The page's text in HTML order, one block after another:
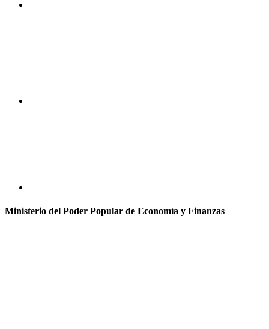
Ministerio del Poder Popular de Economía y Finanzas